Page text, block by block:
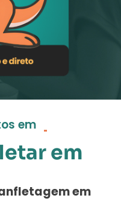
em
em
em